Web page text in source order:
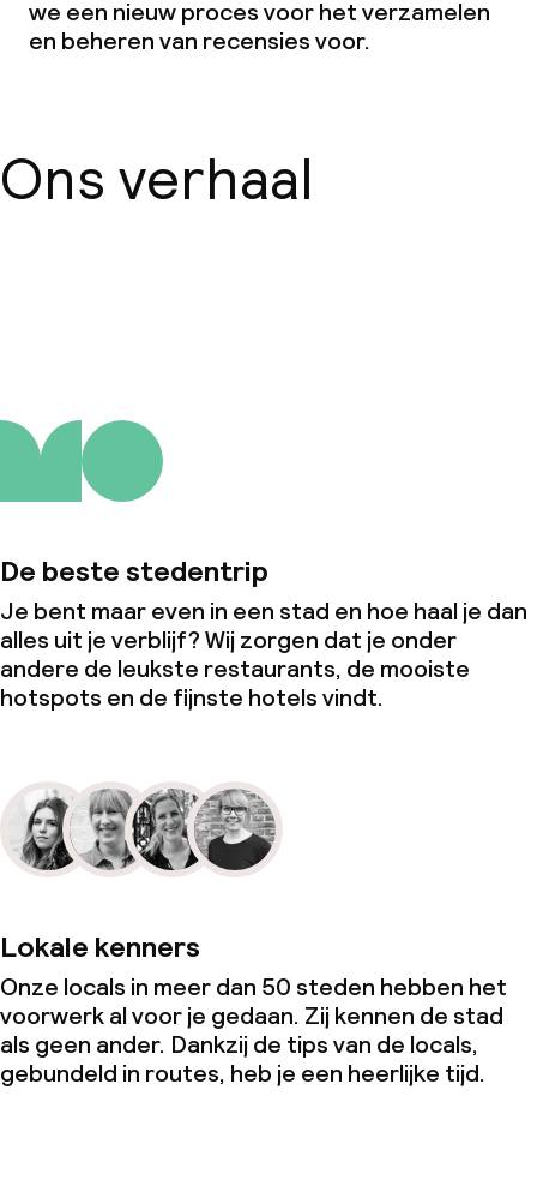
we een nieuw proces voor het verzamelen
en beheren van recensies voor.
Ons verhaal
De beste stedentrip
Je bent maar even in een stad en hoe haal je dan
alles uit je verblijf? Wij zorgen dat je onder
andere de leukste restaurants, de mooiste
hotspots en de fijnste hotels vindt.
Lokale kenners
Onze locals in meer dan 50 steden hebben het
voorwerk al voor je gedaan. Zij kennen de stad
als geen ander. Dankzij de tips van de locals,
gebundeld in routes, heb je een heerlijke tijd.